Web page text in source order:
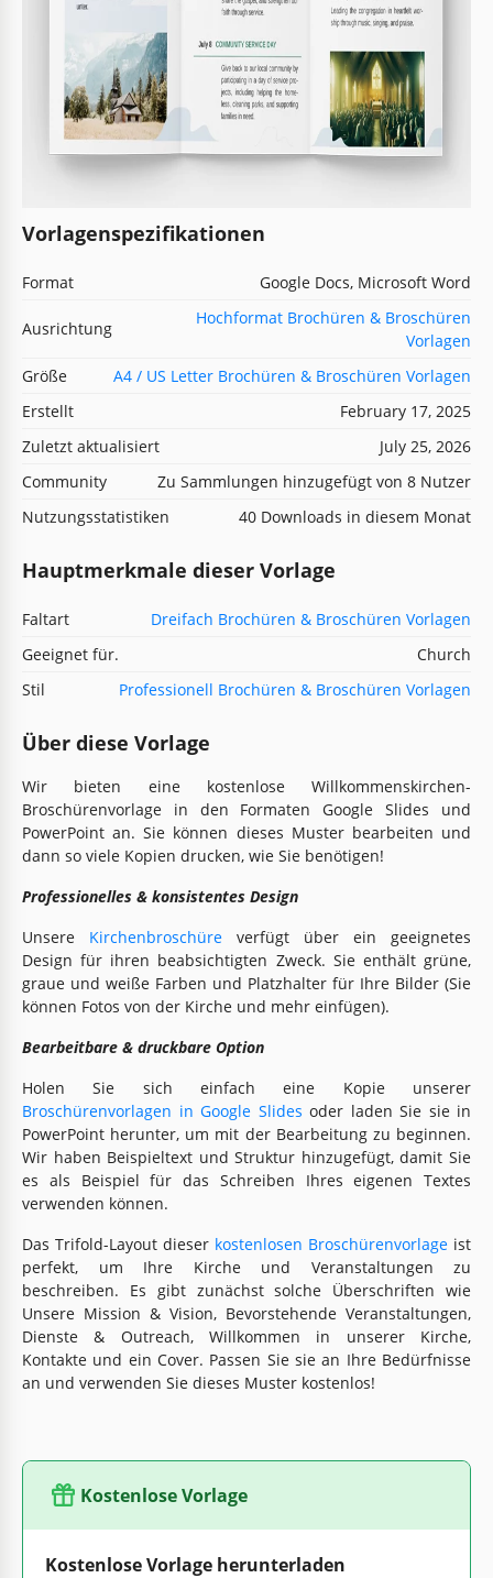
Vorlagenspezifikationen
Format Google Docs, Microsoft Word
Ausrichtung
Hochformat Brochüren & Broschüren
Vorlagen
Größe
A4 / US Letter Brochüren & Broschüren Vorlagen
Erstellt
February 17, 2025
Zuletzt aktualisiert
July 25, 2026
Community
Zu Sammlungen hinzugefügt von 8 Nutzer
Nutzungsstatistiken
40 Downloads in diesem Monat
Hauptmerkmale dieser Vorlage
Faltart
Dreifach Brochüren & Broschüren Vorlagen
Geeignet für.
Church
Stil
Professionell Brochüren & Broschüren Vorlagen
Über diese Vorlage
Wir bieten eine kostenlose Willkommenskirchen-
Broschürenvorlage in den Formaten Google Slides und
PowerPoint an. Sie können dieses Muster bearbeiten und
dann so viele Kopien drucken, wie Sie benötigen!
Professionelles & konsistentes Design
Unsere Kirchenbroschüre verfügt über ein geeignetes
Design für ihren beabsichtigten Zweck. Sie enthält grüne,
graue und weiße Farben und Platzhalter für Ihre Bilder (Sie
können Fotos von der Kirche und mehr einfügen).
Bearbeitbare & druckbare Option
Holen Sie sich einfach eine Kopie unserer
Broschürenvorlagen in Google Slides oder laden Sie sie in
PowerPoint herunter, um mit der Bearbeitung zu beginnen.
Wir haben Beispieltext und Struktur hinzugefügt, damit Sie
es als Beispiel für das Schreiben Ihres eigenen Textes
verwenden können.
Das Trifold-Layout dieser kostenlosen Broschürenvorlage ist
perfekt, um Ihre Kirche und Veranstaltungen zu
beschreiben. Es gibt zunächst solche Überschriften wie
Unsere Mission & Vision, Bevorstehende Veranstaltungen,
Dienste & Outreach, Willkommen in unserer Kirche,
Kontakte und ein Cover. Passen Sie sie an Ihre Bedürfnisse
an und verwenden Sie dieses Muster kostenlos!
Kostenlose Vorlage
Kostenlose Vorlage herunterladen